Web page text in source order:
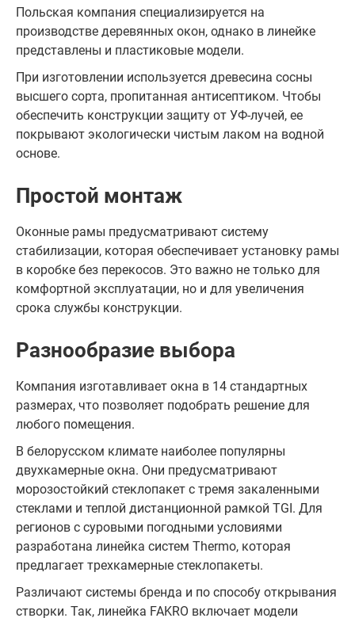
Польская компания специализируется на
производстве деревянных окон, однако в линейке
представлены и пластиковые модели.
При изготовлении используется древесина сосны
высшего сорта, пропитанная антисептиком. Чтобы
обеспечить конструкции защиту от УФ-лучей, ее
покрывают экологически чистым лаком на водной
основе.
Простой монтаж
Оконные рамы предусматривают систему
стабилизации, которая обеспечивает установку рамы
в коробке без перекосов. Это важно не только для
комфортной эксплуатации, но и для увеличения
срока службы конструкции.
Разнообразие выбора
Компания изготавливает окна в 14 стандартных
размерах, что позволяет подобрать решение для
любого помещения.
В белорусском климате наиболее популярны
двухкамерные окна. Они предусматривают
морозостойкий стеклопакет с тремя закаленными
стеклами и теплой дистанционной рамкой TGI. Для
регионов с суровыми погодными условиями
разработана линейка систем Thermo, которая
предлагает трехкамерные стеклопакеты.
Различают системы бренда и по способу открывания
створки. Так, линейка FAKRO включает модели